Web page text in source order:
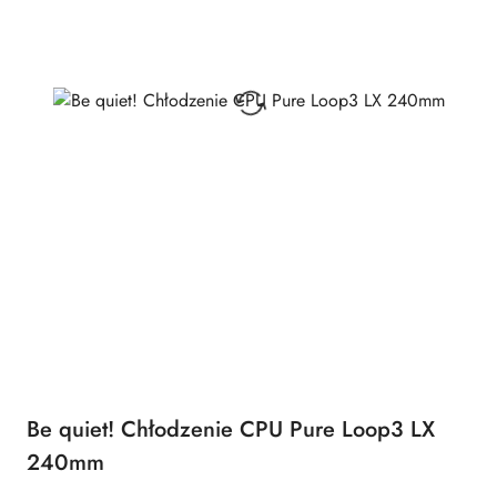
Be quiet! Chłodzenie CPU Pure Loop3 LX
240mm